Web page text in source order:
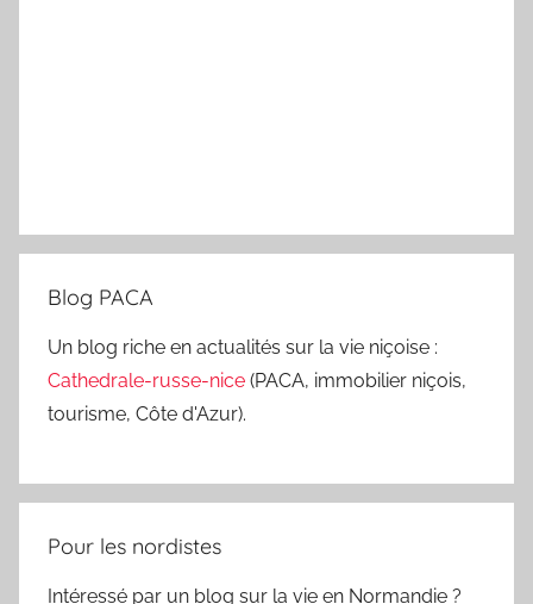
Blog PACA
Un blog riche en actualités sur la vie niçoise :
Cathedrale-russe-nice (PACA, immobilier niçois,
tourisme, Côte d'Azur).
Pour les nordistes
Intéressé par un blog sur la vie en Normandie ?